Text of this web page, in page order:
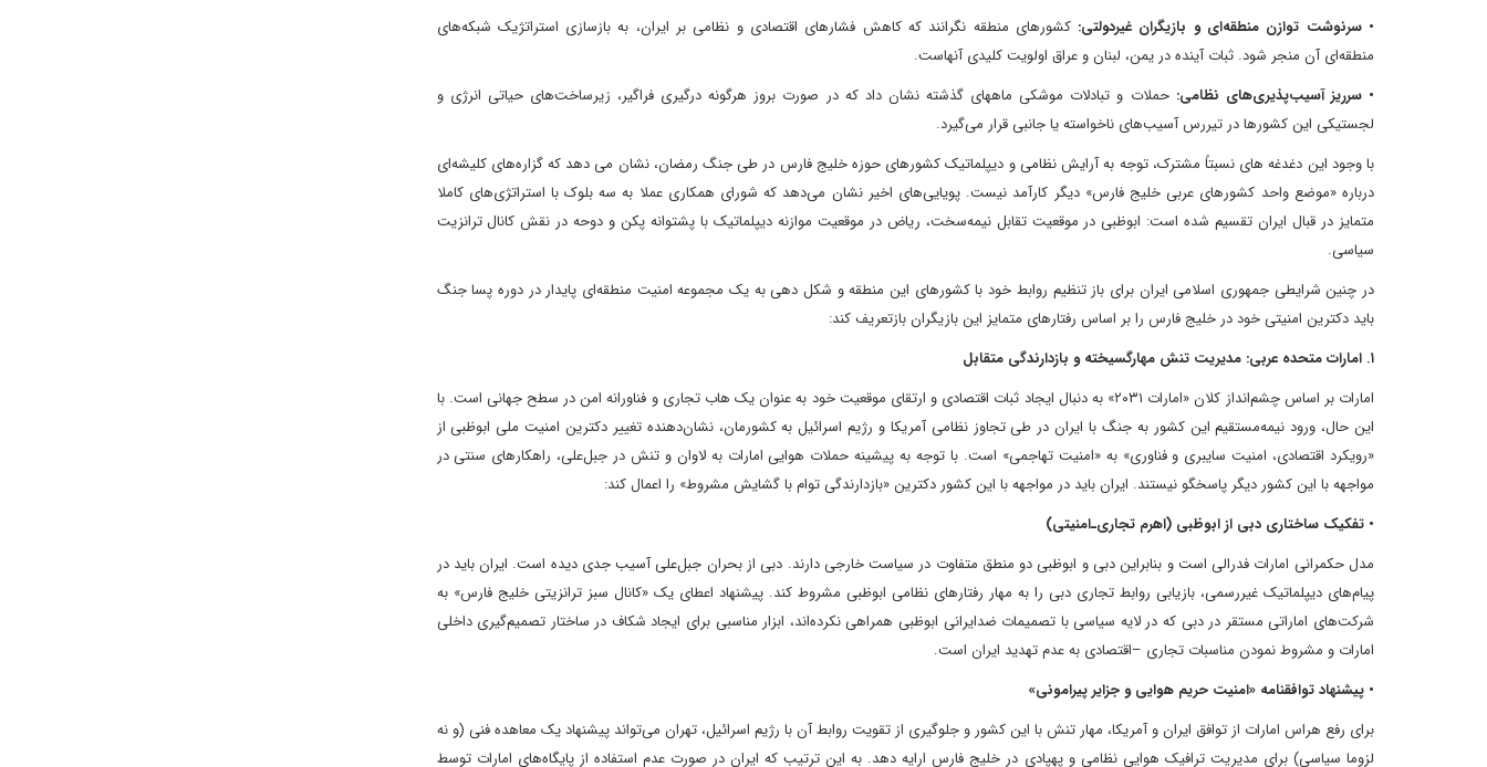
• سرنوشت توازن منطقه‌ای و بازیگران غیردولتی: کشورهای منطقه نگرانند که کاهش فشارهای اقتصادی و نظامی بر ایران، به بازسازی استراتژیک شبکه‌های
منطقه‌ای آن منجر شود. ثبات آینده در یمن، لبنان و عراق اولویت کلیدی آنهاست.
• سرریز آسیب‌پذیری‌های نظامی: حملات و تبادلات موشکی ماههای گذشته نشان داد که در صورت بروز هرگونه درگیری فراگیر، زیرساخت‌های حیاتی انرژی و
لجستیکی این کشورها در تیررس آسیب‌های ناخواسته یا جانبی قرار می‌گیرد.
با وجود این دغدغه های نسبتاً مشترک، توجه به آرایش نظامی و دیپلماتیک کشورهای حوزه خلیج فارس در طی جنگ رمضان، نشان می دهد که گزاره‌های کلیشه‌ای
درباره «موضع واحد کشورهای عربی خلیج فارس» دیگر کارآمد نیست. پویایی‌های اخیر نشان می‌دهد که شورای همکاری عملا به سه بلوک با استراتژی‌های کاملا
متمایز در قبال ایران تقسیم شده است: ابوظبی در موقعیت تقابل نیمه‌سخت، ریاض در موقعیت موازنه دیپلماتیک با پشتوانه پکن و دوحه در نقش کانال ترانزیت
سیاسی.
در چنین شرایطی جمهوری اسلامی ایران برای باز تنظیم روابط خود با کشورهای این منطقه و شکل دهی به یک مجموعه امنیت منطقه‌ای پایدار در دوره پسا جنگ
باید دکترین امنیتی خود در خلیج فارس را بر اساس رفتارهای متمایز این بازیگران بازتعریف کند:
۱. امارات متحده عربی: مدیریت تنش مهارگسیخته و بازدارندگی متقابل
امارات بر اساس چشم‌انداز کلان «امارات ۲۰۳۱» به دنبال ایجاد ثبات اقتصادی و ارتقای موقعیت خود به عنوان یک هاب تجاری و فناورانه امن در سطح جهانی است. با
این حال، ورود نیمه‌مستقیم این کشور به جنگ با ایران در طی تجاوز نظامی آمریکا و رژیم اسرائیل به کشورمان، نشان‌دهنده تغییر دکترین امنیت ملی ابوظبی از
«رویکرد اقتصادی، امنیت سایبری و فناوری» به «امنیت تهاجمی» است. با توجه به پیشینه حملات هوایی امارات به لاوان و تنش در جبل‌علی، راهکارهای سنتی در
مواجهه با این کشور دیگر پاسخگو نیستند. ایران باید در مواجهه با این کشور دکترین «بازدارندگی توام با گشایش مشروط» را اعمال کند:
• تفکیک ساختاری دبی از ابوظبی (اهرم تجاری‌ـ‌امنیتی)
مدل حکمرانی امارات فدرالی است و بنابراین دبی و ابوظبی دو منطق متفاوت در سیاست خارجی دارند. دبی از بحران جبل‌علی آسیب جدی دیده است. ایران باید در
پیام‌های دیپلماتیک غیررسمی، بازیابی روابط تجاری دبی را به مهار رفتارهای نظامی ابوظبی مشروط کند. پیشنهاد اعطای یک «کانال سبز ترانزیتی خلیج فارس» به
شرکت‌های اماراتی مستقر در دبی که در لایه سیاسی با تصمیمات ضدایرانی ابوظبی همراهی نکرده‌اند، ابزار مناسبی برای ایجاد شکاف در ساختار تصمیم‌گیری داخلی
امارات و مشروط نمودن مناسبات تجاری –اقتصادی به عدم تهدید ایران است.
• پیشنهاد توافقنامه «امنیت حریم هوایی و جزایر پیرامونی»
برای رفع هراس امارات از توافق ایران و آمریکا، مهار تنش با این کشور و جلوگیری از تقویت روابط آن با رژیم اسرائیل، تهران می‌تواند پیشنهاد یک معاهده فنی (و نه
لزوما سیاسی) برای مدیریت ترافیک هوایی نظامی و پهپادی در خلیج فارس ارایه دهد. به این ترتیب که ایران در صورت عدم استفاده از پایگاه‌های امارات توسط